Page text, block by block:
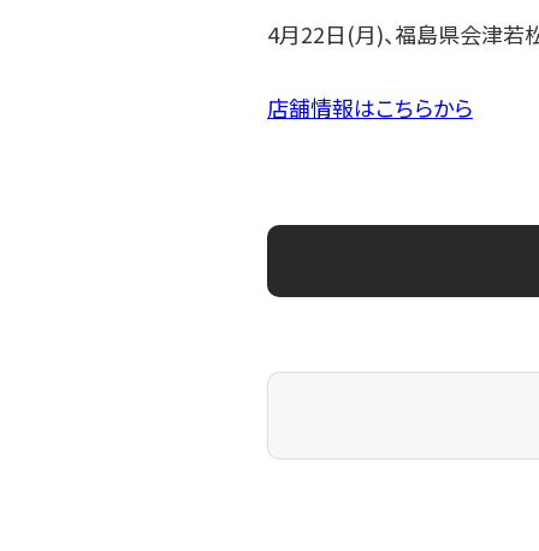
4月22日(月)、福島県会津若
店舗情報はこちらから